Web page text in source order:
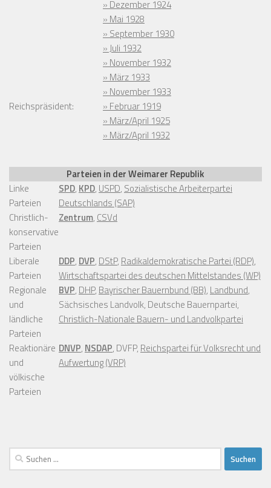
» Dezember 1924
» Mai 1928
» September 1930
» Juli 1932
» November 1932
» März 1933
» November 1933
Reichspräsident:
» Februar 1919
» März/April 1925
» März/April 1932
Parteien in der Weimarer Republik
Linke
Parteien
SPD, KPD, USPD, Sozialistische Arbeiterpartei
Deutschlands (SAP)
Christlich-
konservative
Parteien
Zentrum, CSVd
Liberale
Parteien
DDP, DVP, DStP, Radikaldemokratische Partei (RDP),
Wirtschaftspartei des deutschen Mittelstandes (WP)
Regionale
und
ländliche
Parteien
BVP, DHP, Bayrischer Bauernbund (BB), Landbund,
Sächsisches Landvolk, Deutsche Bauernpartei,
Christlich-Nationale Bauern- und Landvolkpartei
Reaktionäre
und
völkische
Parteien
DNVP, NSDAP, DVFP, Reichspartei für Volksrecht und
Aufwertung (VRP)
Suchen
nach: